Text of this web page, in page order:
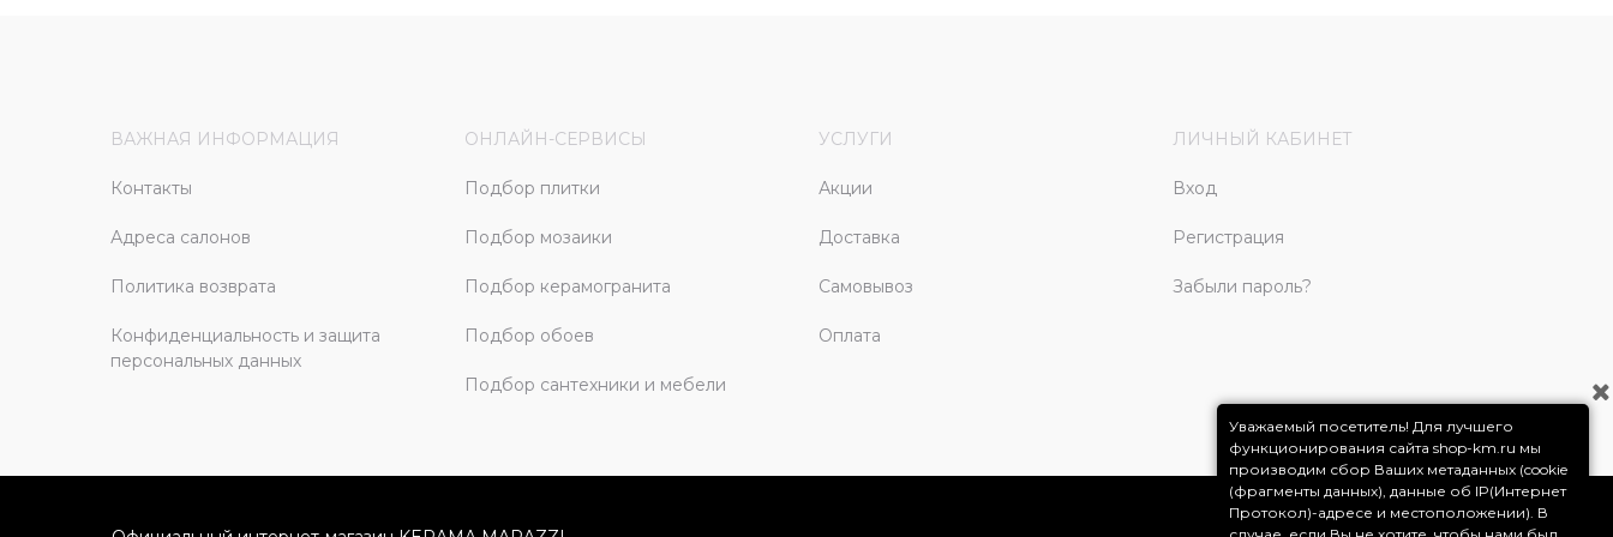
ВАЖНАЯ ИНФОРМАЦИЯ
Контакты
Адреса салонов
Политика возврата
Конфиденциальность и защита
персональных данных
ОНЛАЙН-СЕРВИСЫ
Подбор плитки
Подбор мозаики
Подбор керамогранита
Подбор обоев
Подбор сантехники и мебели
УСЛУГИ
Акции
Доставка
Самовывоз
Оплата
ЛИЧНЫЙ КАБИНЕТ
Вход
Регистрация
Забыли пароль?
Уважаемый посетитель! Для лучшего
функционирования сайта shop-km.ru мы
производим сбор Ваших метаданных (cookie
(фрагменты данных), данные об IP(Интернет
Протокол)-адресе и местоположении). В